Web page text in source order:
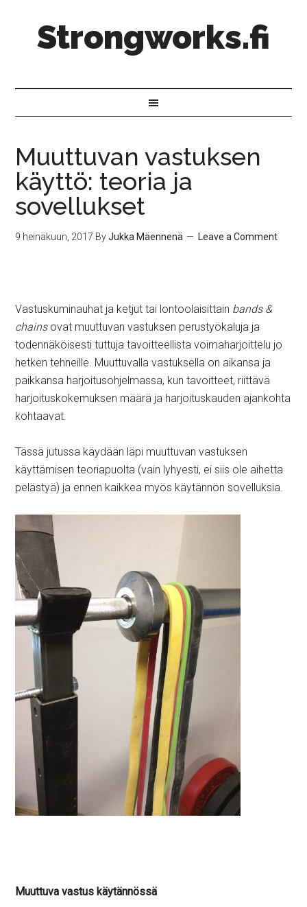
Strongworks.fi
Muuttuvan vastuksen
käyttö: teoria ja
sovellukset
9 heinäkuun, 2017 ByJukka Mäennenä Leave a Comment
Vastuskuminauhat ja ketjut tai lontoolaisittain bands &
chainsovat muuttuvan vastuksen perustyökaluja ja
todennäköisesti tuttuja tavoitteellista voimaharjoittelu jo
hetken tehneille. Muuttuvalla vastuksella on aikansa ja
paikkansa harjoitusohjelmassa, kun tavoitteet, riittävä
harjoituskokemuksen määrä ja harjoituskauden ajankohta
kohtaavat.
Tässä jutussa käydään läpi muuttuvan vastuksen
käyttämisen teoriapuolta (vain lyhyesti, ei siis ole aihetta
pelästyä) ja ennen kaikkea myös käytännön sovelluksia.
Muuttuva vastus käytännössä